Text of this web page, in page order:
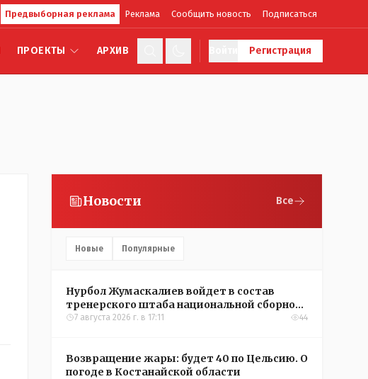
Предвыборная реклама Реклама Сообщить новость Подписаться
ПРОЕКТЫ АРХИВ Регистрация
Новости Все
Новые Популярные
Нурбол Жумаскалиев войдет в состав
тренерского штаба национальной сборной
Казахстана по футболу
7 августа 2026 г. в 17:11 44
Возвращение жары: будет 40 по Цельсию. О
погоде в Костанайской области